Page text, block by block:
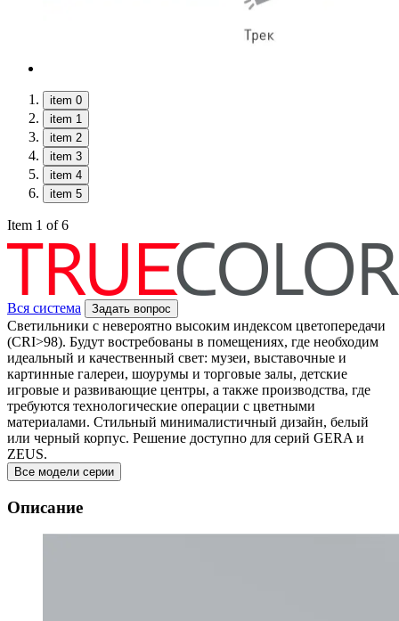
item 0
item 1
item 2
item 3
item 4
item 5
Item 1 of 6
Вся система Задать вопрос
Светильники с невероятно высоким индексом цветопередачи
(CRI>98). Будут востребованы в помещениях, где необходим
идеальный и качественный свет: музеи, выставочные и
картинные галереи, шоурумы и торговые залы, детские
игровые и развивающие центры, а также производства, где
требуются технологические операции с цветными
материалами. Стильный минималистичный дизайн, белый
или черный корпус. Решение доступно для серий GERA и
ZEUS.
Все модели серии
Описание